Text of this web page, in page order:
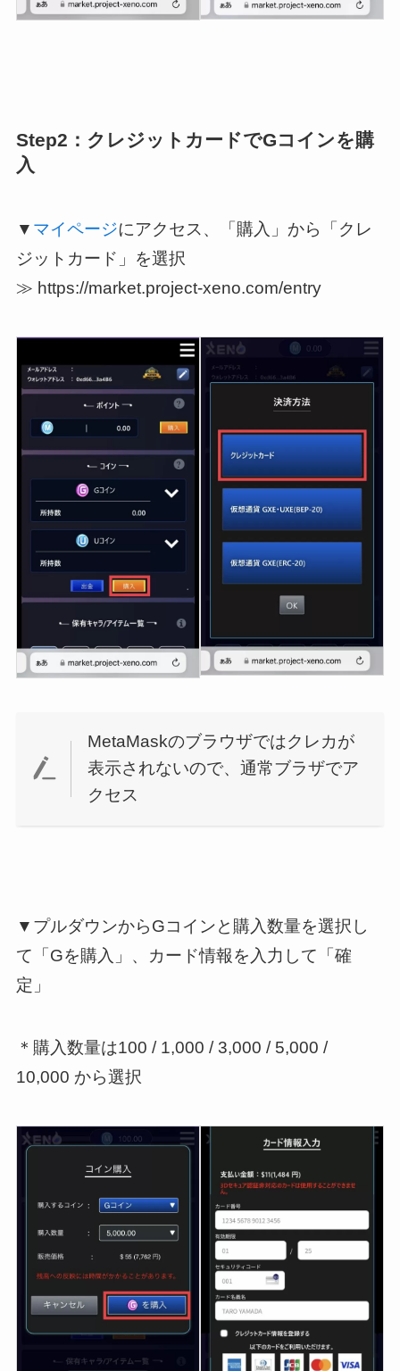
Step2：クレジットカードでGコインを購
入
▼ マイページにアクセス、「購入」から「クレ
ジットカード」を選択
≫ https://market.project-xeno.com/entry
MetaMaskのブラウザではクレカが
表示されないので、通常ブラザでア
クセス
▼プルダウンからGコインと購入数量を選択し
て「Gを購入」、カード情報を入力して「確
定」
＊購入数量は100 / 1,000 / 3,000 / 5,000 /
10,000 から選択